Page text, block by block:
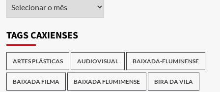
TAGS CAXIENSES
ARTES PLÁSTICAS AUDIOVISUAL BAIXADA-FLUMINENSE
BAIXADA FILMA BAIXADA FLUMIMENSE BIRA DA VILA